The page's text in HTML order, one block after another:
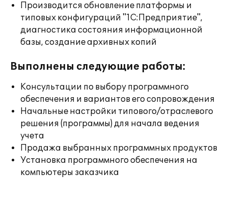
Производится обновление платформы и
типовых конфигураций "1С:Предприятие",
диагностика состояния информационной
базы, создание архивных копий
Выполнены следующие работы:
Консультации по выбору программного
обеспечения и вариантов его сопровождения
Начальные настройки типового/отраслевого
решения (программы) для начала ведения
учета
Продажа выбранных программных продуктов
Установка программного обеспечения на
компьютеры заказчика